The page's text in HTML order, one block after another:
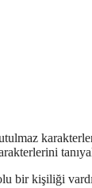
bir kişiliği